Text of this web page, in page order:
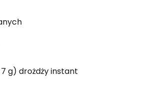
g) drożdży instant